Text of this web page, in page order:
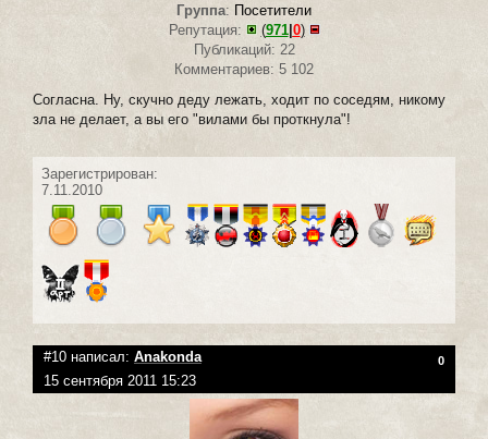
Группа: Посетители
Репутация:
(971| 0)
Публикаций: 22
Комментариев: 5 102
Согласна. Ну, скучно деду лежать, ходит по соседям, никому
зла не делает, а вы его "вилами бы проткнула"!
Зарегистрирован:
7.11.2010
#10 написал: Anakonda 0
15 сентября 2011 15:23